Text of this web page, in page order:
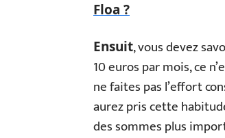
Floa ?
Ensuit, vous devez
10 euros par mois, ce
ne faites pas l’effort
aurez pris cette
des sommes plus